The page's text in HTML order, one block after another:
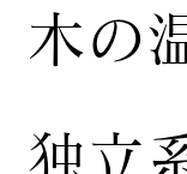
木の
独立